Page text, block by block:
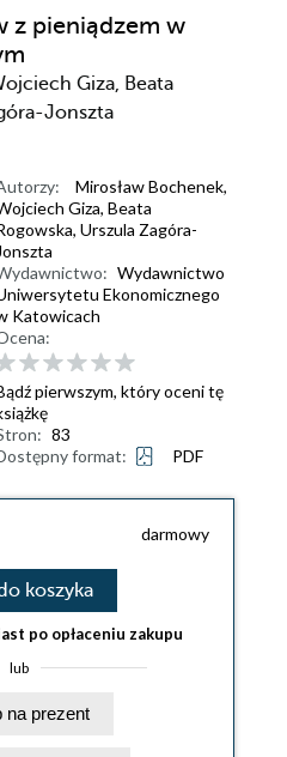
z pieniądzem w
Giza, Beata
Jonszta
Mirosław Bochenek,
Giza, Beata
, Urszula Zagóra-
Wydawnictwo
Ekonomicznego
Katowicach
pierwszym, który oceni tę
83
format:
PDF
darmowy
koszyka
po opłaceniu zakupu
lub
Kup na prezent